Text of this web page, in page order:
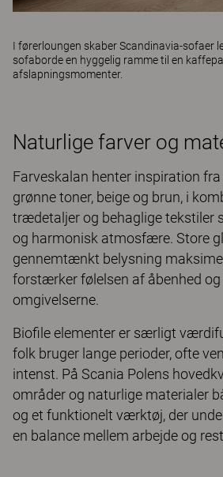
I førerloungen skaberScandinavia-sofaer
sofaborde en hyggelig ramme til en
afslapningsmomenter.
Naturlige farver og
Farveskalan henter inspiration
grønne toner, beige og brun, i
trædetaljer og behaglige tekstiler
og harmonisk atmosfære. Store
gennemtænkt belysning
forstærker følelsen af ​​åbenhed
omgivelserne.
Biofile elementer er særligt
folk bruger lange perioder, ofte
intenst. På Scania Polens
områder og naturlige materialer
og et funktionelt værktøj, der
en balance mellem arbejde og